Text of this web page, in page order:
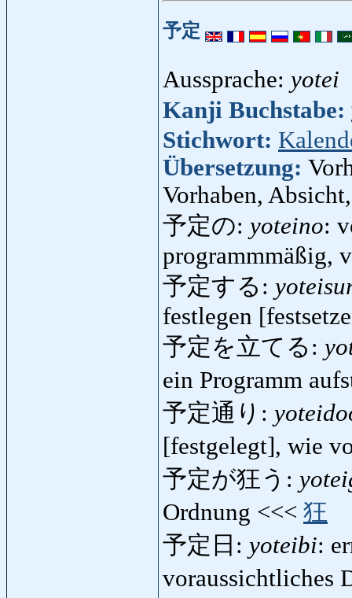
予定
Aussprache: yotei
Kanji Buchstabe:
Stichwort:
Übersetzung:
Vorhaben,
予定の: yoteino:
programmmäßig,
予定する:
festlegen
予定を立てる:
ein Programm
予定通り:
[festgelegt], wie
予定が狂う:
Ordnung <<< 狂
予定日: yoteibi:
voraussichtliches